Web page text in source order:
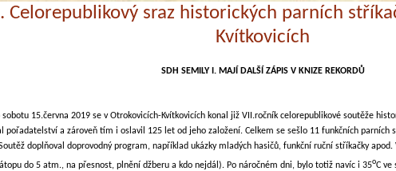
Celorepublikový sraz historických parních
Kvítkovicích
SDH SEMILY I. MAJÍ DALŠÍ ZÁPIS V KNIZE REKORDŮ
15.června 2019 se v Otrokovicích-Kvítkovicích konal již VII.ročník celorepublikové soutěže
pořadatelství a zároveň tím i oslavil 125 let od jeho založení. Celkem se sešlo 11 funkčních parních
doplňoval doprovodný program, například ukázky mladých hasičů, funkční ruční stříkačky
do 5 atm., na přesnost, plnění džberu a kdo nejdál). Po náročném dni, bylo totiž navíc i 35oC ve